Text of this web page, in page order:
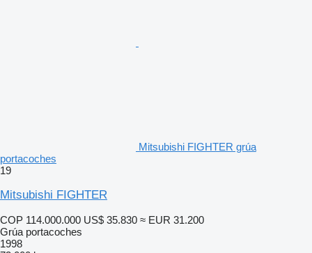
Mitsubishi FIGHTER grúa
portacoches
19
Mitsubishi FIGHTER
COP 114.000.000 US$ 35.830 ≈ EUR 31.200
Grúa portacoches
1998